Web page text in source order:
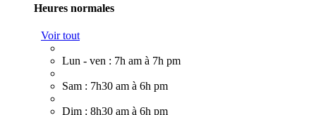
Heures normales
Voir tout
Lun - ven : 7h am à 7h pm
Sam : 7h30 am à 6h pm
Dim : 8h30 am à 6h pm